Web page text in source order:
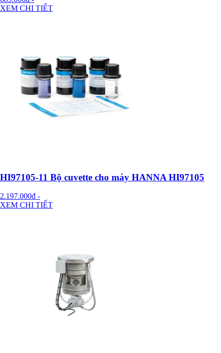
XEM CHI TIẾT
HI97105-11 Bộ cuvette cho máy HANNA HI97105
2.197.000đ -
XEM CHI TIẾT